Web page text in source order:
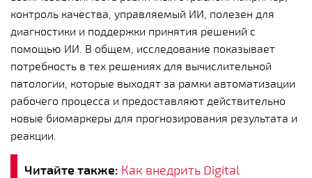
контроль качества, управляемый ИИ, полезен для
диагностики и поддержки принятия решений с
помощью ИИ. В общем, исследование показывает
потребность в тех решениях для вычислительной
патологии, которые выходят за рамки автоматизации
рабочего процесса и предоставляют действительно
новые биомаркеры для прогнозирования результата и
реакции.
Читайте также: Как внедрить Digital